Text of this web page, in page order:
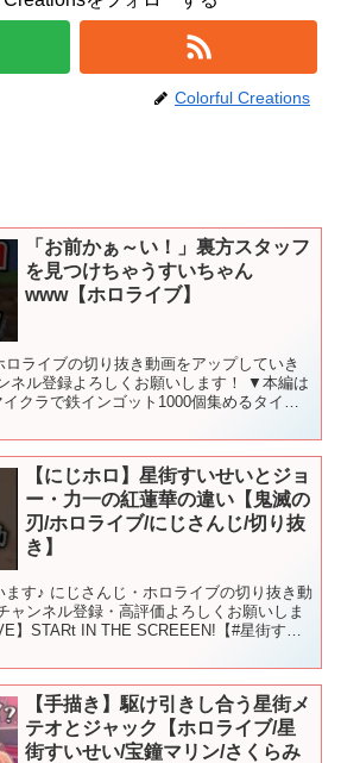
Colorful Creations
「お前かぁ～い！」裏方スタッフ
を見つけちゃうすいちゃん
www【ホロライブ】
ライブの切り抜き動画をアップしていき
ネル登録よろしくお願いします！ ▼本編は
クラで鉄インゴット1000個集めるタイム
【にじホロ】星街すいせいとジョ
ー・力一の紅蓮華の違い【鬼滅の
刃/ホロライブ/にじさんじ/切り抜
き】
ます♪ にじさんじ・ホロライブの切り抜き動
ャンネル登録・高評価よろしくお願いしま
】STARt IN THE SCREEEN!【#星街すい
【手描き】駆け引きし合う星街メ
テオとジャック【ホロライブ/星
街すいせい/宝鐘マリン/さくらみ